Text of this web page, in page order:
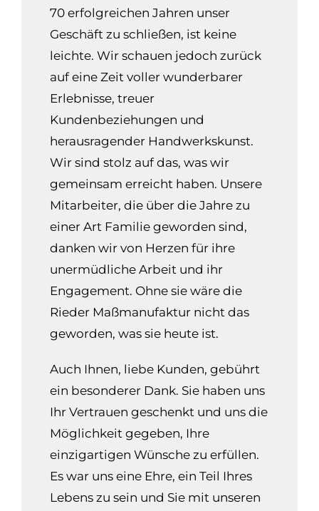
70 erfolgreichen Jahren unser
Geschäft zu schließen, ist keine
leichte. Wir schauen jedoch zurück
auf eine Zeit voller wunderbarer
Erlebnisse, treuer
Kundenbeziehungen und
herausragender Handwerkskunst.
Wir sind stolz auf das, was wir
gemeinsam erreicht haben. Unsere
Mitarbeiter, die über die Jahre zu
einer Art Familie geworden sind,
danken wir von Herzen für ihre
unermüdliche Arbeit und ihr
Engagement. Ohne sie wäre die
Rieder Maßmanufaktur nicht das
geworden, was sie heute ist.
Auch Ihnen, liebe Kunden, gebührt
ein besonderer Dank. Sie haben uns
Ihr Vertrauen geschenkt und uns die
Möglichkeit gegeben, Ihre
einzigartigen Wünsche zu erfüllen.
Es war uns eine Ehre, ein Teil Ihres
Lebens zu sein und Sie mit unseren